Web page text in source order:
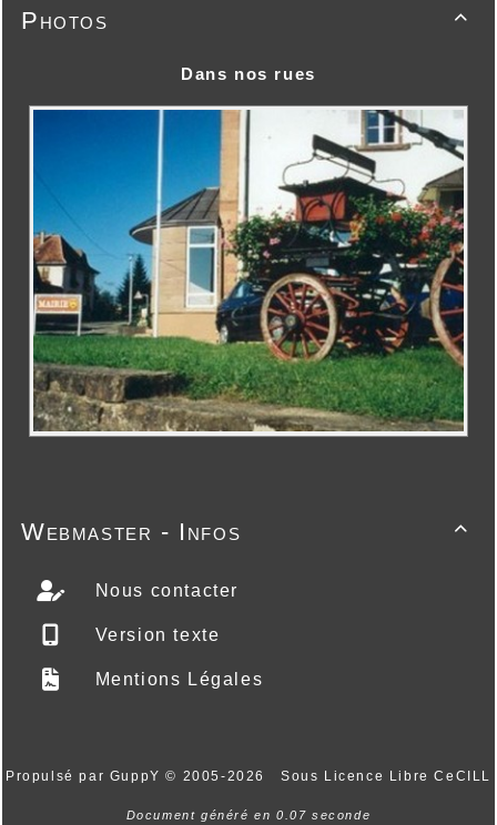

Photos
Dans nos rues

Webmaster - Infos
Nous contacter
Version texte
Mentions Légales
Propulsé par GuppY© 2005-2026 Sous Licence Libre CeCILL
Document généré en 0.07 seconde